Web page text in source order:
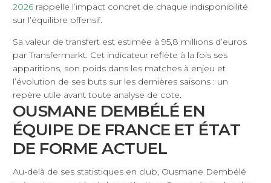
2026 rappelle l’impact concret de chaque indisponibilité
sur l’équilibre offensif.
Sa valeur de transfert est estimée à 95,8 millions d’euros
par Transfermarkt. Cet indicateur reflète à la fois ses
apparitions, son poids dans les matches à enjeu et
l’évolution de ses buts sur les dernières saisons : un
repère utile avant toute analyse de cote.
OUSMANE DEMBÉLÉ EN
ÉQUIPE DE FRANCE ET ÉTAT
DE FORME ACTUEL
Au-delà de ses statistiques en club, Ousmane Dembélé